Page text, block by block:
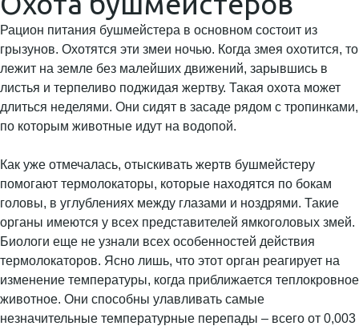
Рацион питания бушмейстера в основном состоит из
грызунов. Охотятся эти змеи ночью. Когда змея охотится, то
лежит на земле без малейших движений, зарывшись в
листья и терпеливо поджидая жертву. Такая охота может
длиться неделями. Они сидят в засаде рядом с тропинками,
по которым животные идут на водопой.
Как уже отмечалась, отыскивать жертв бушмейстеру
помогают термолокаторы, которые находятся по бокам
головы, в углублениях между глазами и ноздрями. Такие
органы имеются у всех представителей ямкоголовых змей.
Биологи еще не узнали всех особенностей действия
термолокаторов. Ясно лишь, что этот орган реагирует на
изменение температуры, когда приближается теплокровное
животное. Они способны улавливать самые
незначительные температурные перепады – всего от 0,003